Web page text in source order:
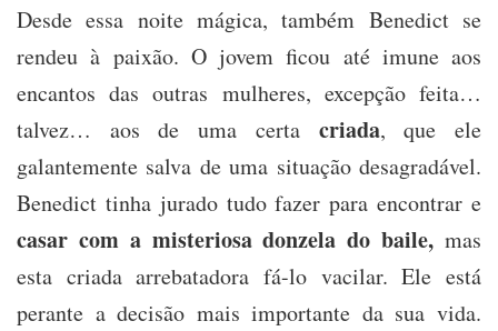
Desde essa noite mágica, também Benedict se
rendeu à paixão. O jovem ficou até imune aos
encantos das outras mulheres, excepção feita…
talvez… aos de uma certa criada, que ele
galantemente salva de uma situação desagradável.
Benedict tinha jurado tudo fazer para encontrar e
casar com a misteriosa donzela do baile, mas
esta criada arrebatadora fá-lo vacilar. Ele está
perante a decisão mais importante da sua vida.